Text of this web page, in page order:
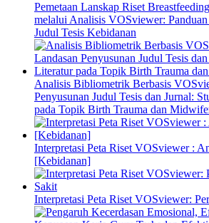
Pemetaan Lanskap Riset
melalui Analisis VOSviewer: Panduan
Judul Tesis Kebidanan
Analisis Bibliometrik Berbasis
Penyusunan Judul Tesis dan Jurnal:
pada Topik Birth Trauma dan
Interpretasi Peta Riset VOSviewer :
[Kebidanan]
Interpretasi Peta Riset VOSviewer: